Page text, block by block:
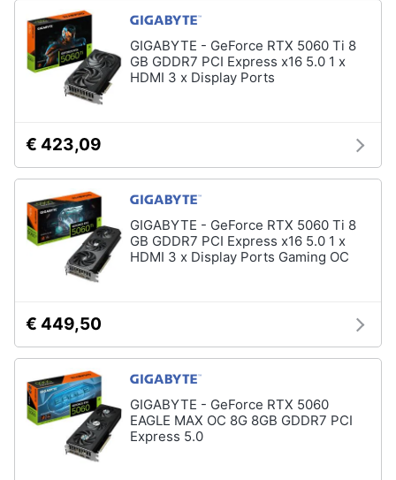
GIGABYTE - GeForce RTX 5060 Ti 8
GB GDDR7 PCI Express x16 5.0 1 x
HDMI 3 x Display Ports
€ 423,09
GIGABYTE - GeForce RTX 5060 Ti 8
GB GDDR7 PCI Express x16 5.0 1 x
HDMI 3 x Display Ports Gaming OC
€ 449,50
GIGABYTE - GeForce RTX 5060
EAGLE MAX OC 8G 8GB GDDR7 PCI
Express 5.0